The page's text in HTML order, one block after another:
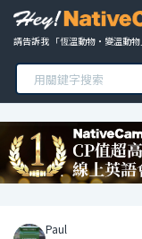
請告訴我 「恆溫動物・變溫動物
Paul